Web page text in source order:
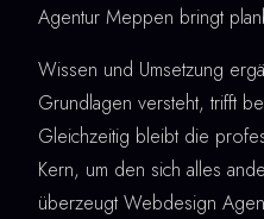
Agentur Meppen bringt
Wissen und Umsetzung
Grundlagen versteht, trifft
Gleichzeitig bleibt die
Kern, um den sich alles
überzeugt Webdesign